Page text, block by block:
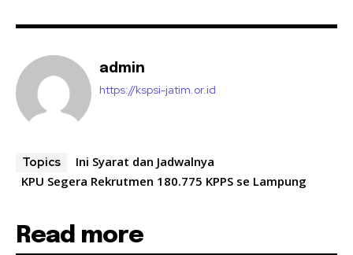
admin
https://kspsi-jatim.or.id
Topics
Ini Syarat dan Jadwalnya
KPU Segera Rekrutmen 180.775 KPPS se Lampung
Read more